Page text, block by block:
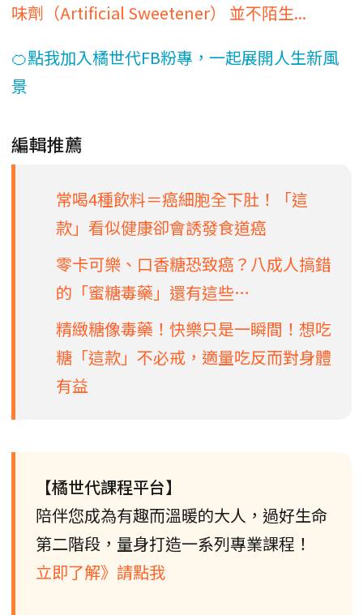
味劑（Artificial Sweetener） 並不陌生...
🍊點我加入橘世代FB粉專，一起展開人生新風
景
編輯推薦
常喝4種飲料＝癌細胞全下肚！「這
款」看似健康卻會誘發食道癌
零卡可樂、口香糖恐致癌？八成人搞錯
的「蜜糖毒藥」還有這些…
精緻糖像毒藥！快樂只是一瞬間！想吃
糖「這款」不必戒，適量吃反而對身體
有益
【橘世代課程平台】
陪伴您成為有趣而溫暖的大人，過好生命
第二階段，量身打造一系列專業課程！
立即了解》請點我